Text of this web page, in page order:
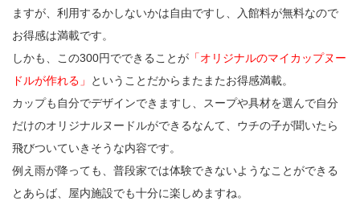
ますが、利用するかしないかは自由ですし、入館料が無料なので
お得感は満載です。
しかも、この300円でできることが 「オリジナルのマイカップヌー
ドルが作れる」
ということだからまたまたお得感満載。
カップも自分でデザインできますし、スープや具材を選んで自分
だけのオリジナルヌードルができるなんて、ウチの子が聞いたら
飛びついていきそうな内容です。
例え雨が降っても、普段家では体験できないようなことができる
とあらば、屋内施設でも十分に楽しめますね。